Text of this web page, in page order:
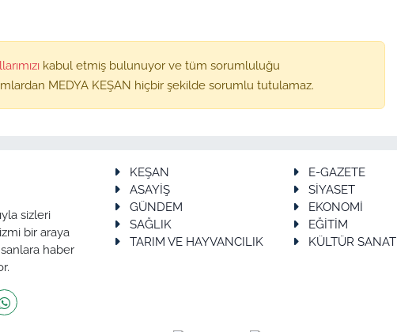
kabul etmiş bulunuyor ve tüm sorumluluğu
MEDYA KEŞAN hiçbir şekilde sorumlu tutulamaz.
sizleri
bir araya
haber
KEŞAN
E-GAZETE
ASAYİŞ
SİYASET
GÜNDEM
EKONOMİ
SAĞLIK
EĞİTİM
TARIM VE HAYVANCILIK
KÜLTÜR SANAT